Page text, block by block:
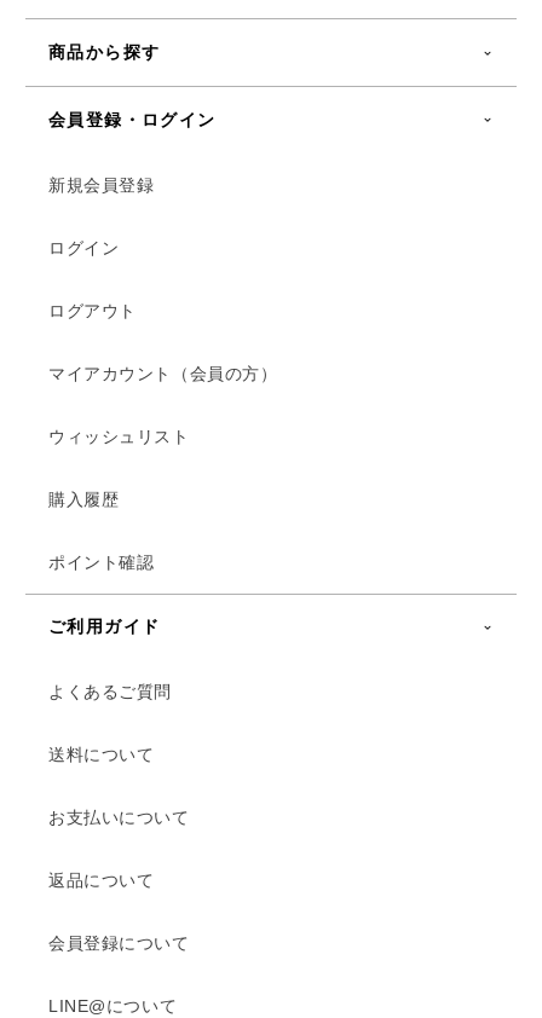
商品から探す
会員登録・ログイン
新規会員登録
ログイン
ログアウト
マイアカウント（会員の方）
ウィッシュリスト
購入履歴
ポイント確認
ご利用ガイド
よくあるご質問
送料について
お支払いについて
返品について
会員登録について
LINE@について